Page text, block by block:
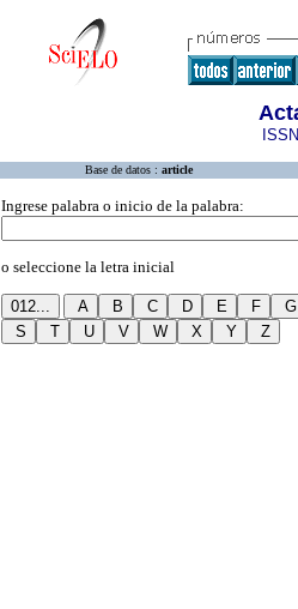
Base de datos : article
Ingrese palabra o inicio de la palabra:
o seleccione la letra inicial